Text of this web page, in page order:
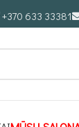
+370 633 33381